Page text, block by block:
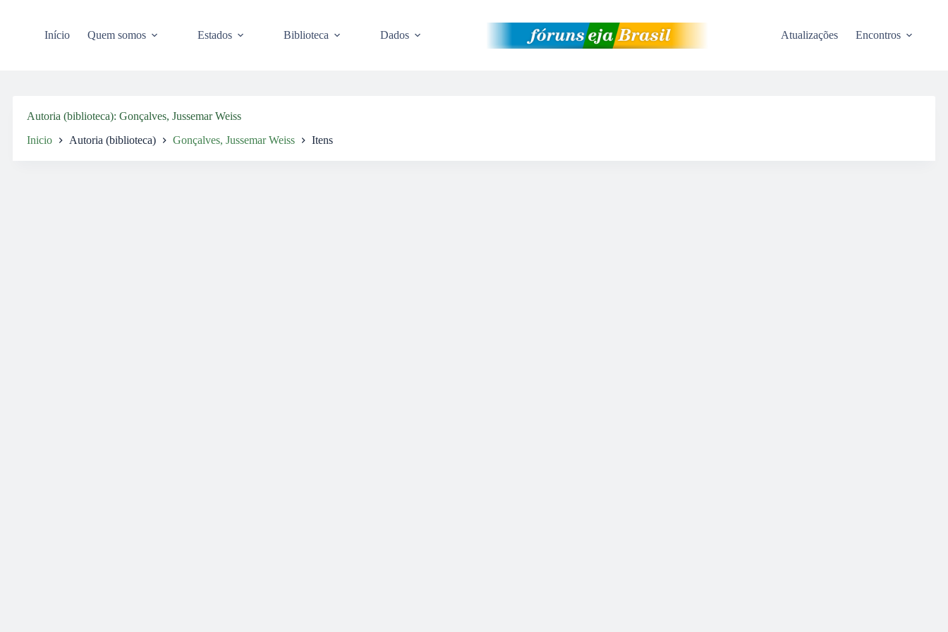
Início Quem somos Estados Biblioteca Dados Atualizações Encontros
Autoria (biblioteca) Gonçalves, Jussemar Weiss
Inicio Autoria (biblioteca) Gonçalves, Jussemar Weiss Itens